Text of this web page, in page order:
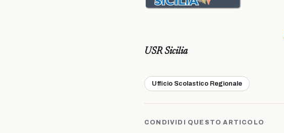
USR Sicilia
Ufficio Scolastico Regionale
CONDIVIDI QUESTO ARTICOLO